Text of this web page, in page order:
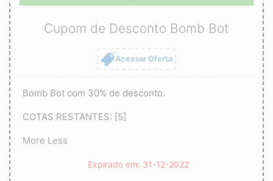
Cupom de Desconto Bomb Bot
Acessar Oferta
Bomb Bot com 30% de desconto.
COTAS RESTANTES: [5]
More Less
Expirado em: 31-12-2022